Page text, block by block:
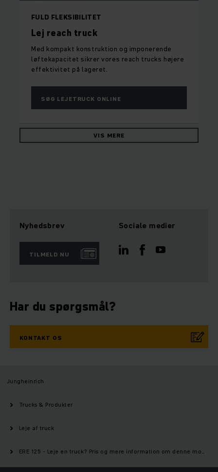
FULD FLEKSIBILITET
Lej reach truck
Med kompakt konstruktion og imponerende
løftekapacitet sikrer vores reach trucks højere
effektivitet på lageret.
SØG LEJETRUCK ONLINE
VIS MERE
Nyhedsbrev
TILMELD NU
Sociale medier
Har du spørgsmål?
KONTAKT OS
Jungheinrich
Trucks & Produkter
Leje af truck
ERE 125 - Leje en truck? Pris og mere information om denne model | Jungheinrich